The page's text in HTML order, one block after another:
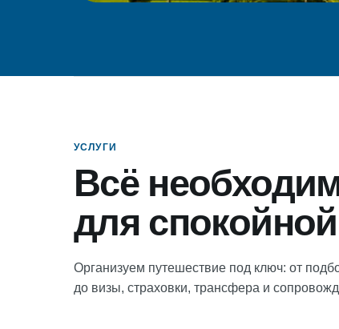
УСЛУГИ
Всё
для
Организуем путешествие под ключ: от
до визы, страховки, трансфера и